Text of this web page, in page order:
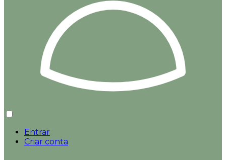
Entrar
Criar conta